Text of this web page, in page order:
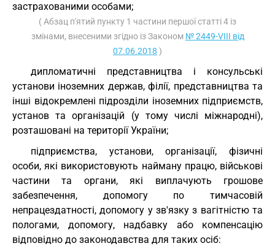
застрахованими особами;
( Абзац п'ятий пункту 1 частини першої статті 4 із
змінами, внесеними згідно із Законом № 2449-VIII від
07.06.2018 )
дипломатичні представництва і консульські
установи іноземних держав, філії, представництва та
інші відокремлені підрозділи іноземних підприємств,
установ та організацій (у тому числі міжнародні),
розташовані на території України;
підприємства, установи, організації, фізичні
особи, які використовують найману працю, військові
частини та органи, які виплачують грошове
забезпечення, допомогу по тимчасовій
непрацездатності, допомогу у зв'язку з вагітністю та
пологами, допомогу, надбавку або компенсацію
відповідно до законодавства для таких осіб: